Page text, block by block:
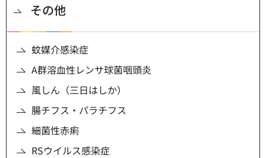
その他
蚊媒介感染症
A群溶血性レンサ球菌咽頭炎
風しん（三日はしか）
腸チフス・パラチフス
細菌性赤痢
RSウイルス感染症